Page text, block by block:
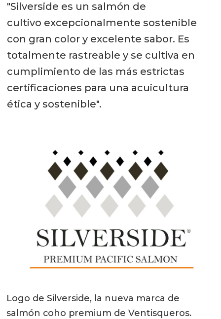
"Silverside es un salmón de
cultivo excepcionalmente sostenible
con gran color y excelente sabor. Es
totalmente rastreable y se cultiva en
cumplimiento de las más estrictas
certificaciones para una acuicultura
ética y sostenible".
Logo de Silverside, la nueva marca de
salmón coho premium de Ventisqueros.